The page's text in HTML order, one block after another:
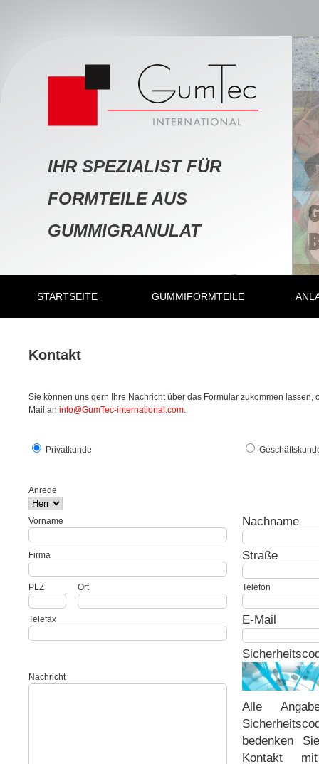
IHR SPEZIALIST FÜR
FORMTEILE AUS
GUMMIGRANULAT
STARTSEITE GUMMIFORMTEILE
Kontakt
Sie können uns gern Ihre Nachricht über das Formular zukommen lassen,
Mail an info@GumTec-international.com.
Privatkunde
Anrede
Vorname Nachname
Firma Straße
PLZ Ort Telefon
Telefax E-Mail
Nachricht
Alle
bedenken
Kontakt